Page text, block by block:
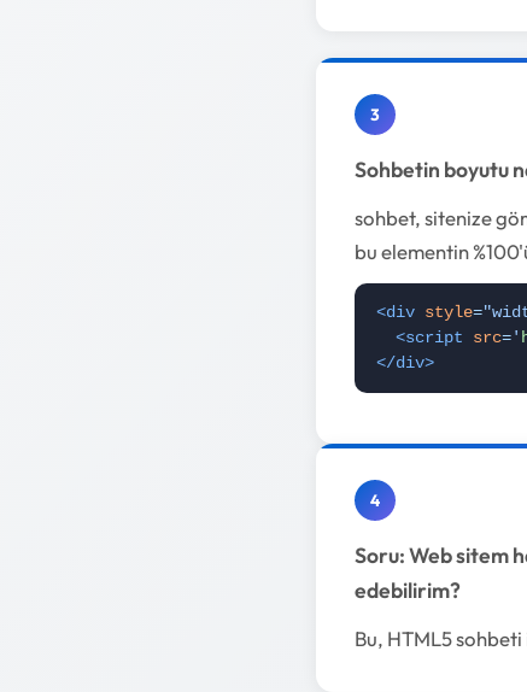
3
Sohbetin boyutu
sohbet, sitenize
bu elementin
<div style=
<script
src='
</div>
4
Soru: Web sitem
edebilirim?
Bu, HTML5